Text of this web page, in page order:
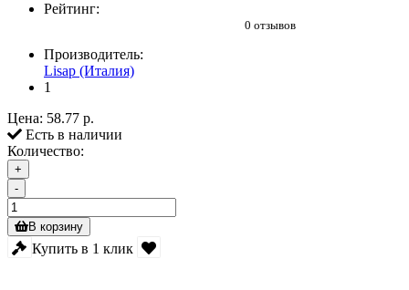
Рейтинг:
0 отзывов
Производитель:
Lisap (Италия)
1
Цена: 58.77 р.
Есть в наличии
Количество:
+
-
В корзину
Купить в 1 клик